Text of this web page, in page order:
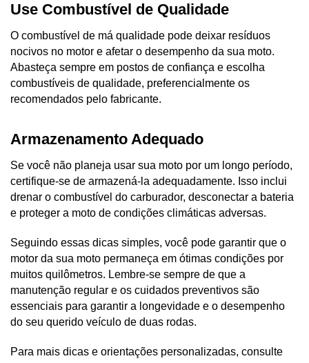
Use Combustível de Qualidade
O combustível de má qualidade pode deixar resíduos
nocivos no motor e afetar o desempenho da sua moto.
Abasteça sempre em postos de confiança e escolha
combustíveis de qualidade, preferencialmente os
recomendados pelo fabricante.
Armazenamento Adequado
Se você não planeja usar sua moto por um longo período,
certifique-se de armazená-la adequadamente. Isso inclui
drenar o combustível do carburador, desconectar a bateria
e proteger a moto de condições climáticas adversas.
Seguindo essas dicas simples, você pode garantir que o
motor da sua moto permaneça em ótimas condições por
muitos quilômetros. Lembre-se sempre de que a
manutenção regular e os cuidados preventivos são
essenciais para garantir a longevidade e o desempenho
do seu querido veículo de duas rodas.
Para mais dicas e orientações personalizadas, consulte